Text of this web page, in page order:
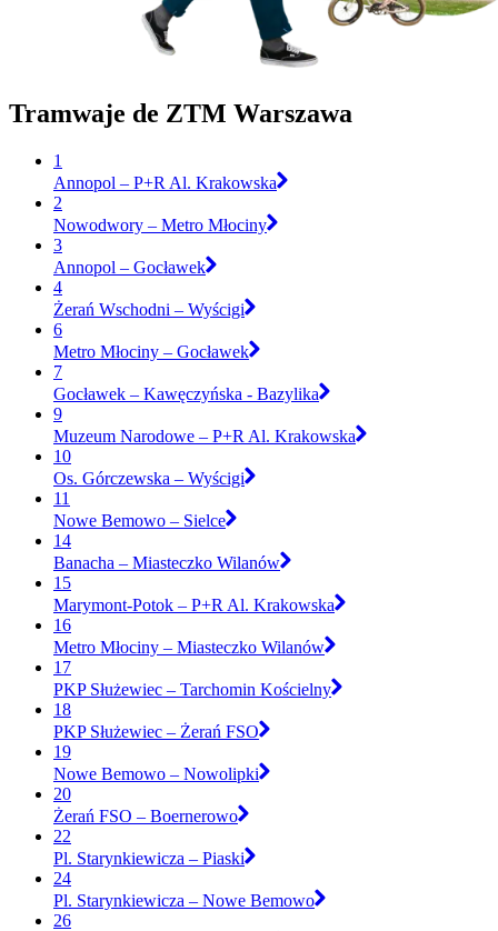
Tramwaje de ZTM Warszawa
1
Annopol – P+R Al. Krakowska
2
Nowodwory – Metro Młociny
3
Annopol – Gocławek
4
Żerań Wschodni – Wyścigi
6
Metro Młociny – Gocławek
7
Gocławek – Kawęczyńska - Bazylika
9
Muzeum Narodowe – P+R Al. Krakowska
10
Os. Górczewska – Wyścigi
11
Nowe Bemowo – Sielce
14
Banacha – Miasteczko Wilanów
15
Marymont-Potok – P+R Al. Krakowska
16
Metro Młociny – Miasteczko Wilanów
17
PKP Służewiec – Tarchomin Kościelny
18
PKP Służewiec – Żerań FSO
19
Nowe Bemowo – Nowolipki
20
Żerań FSO – Boernerowo
22
Pl. Starynkiewicza – Piaski
24
Pl. Starynkiewicza – Nowe Bemowo
26